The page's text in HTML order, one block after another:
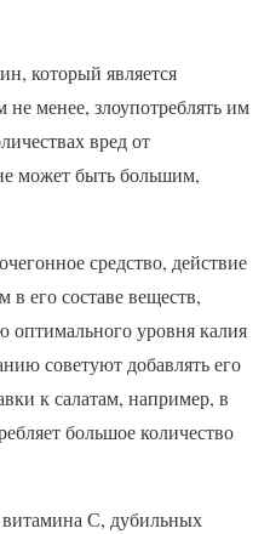
который является
менее, злоупотреблять им
вред от
может быть большим,
средство, действие
в его составе веществ,
уровня калия
советуют добавлять его
к салатам, например, в
большое количество
С, дубильных